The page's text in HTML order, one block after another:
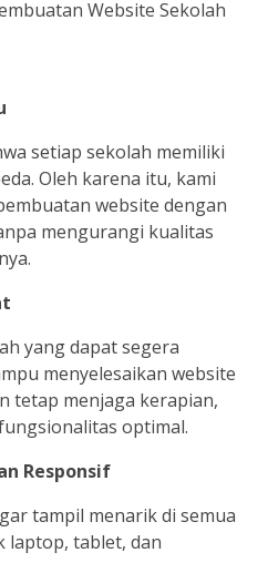
Website Sekolah
setiap sekolah memiliki
Oleh karena itu, kami
website dengan
mengurangi kualitas
yang dapat segera
menyelesaikan website
tetap menjaga kerapian,
optimal.
Responsif
tampil menarik di semua
laptop, tablet, dan